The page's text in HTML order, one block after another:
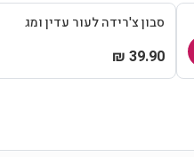
סבון צ'רידה לעור עדין ומג
39.90 ₪